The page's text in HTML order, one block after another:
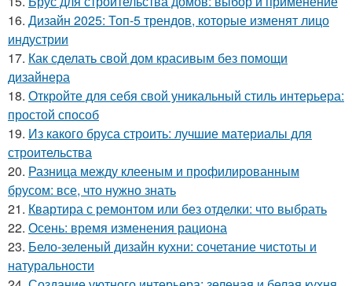
16. Дизайн 2025: Топ-5 трендов, которые изменят лицо
индустрии
17. Как сделать свой дом красивым без помощи
дизайнера
18. Откройте для себя свой уникальный стиль интерьера:
простой способ
19. Из какого бруса строить: лучшие материалы для
строительства
20. Разница между клееным и профилированным
брусом: все, что нужно знать
21. Квартира с ремонтом или без отделки: что выбрать
22. Осень: время изменения рациона
23. Бело-зеленый дизайн кухни: сочетание чистоты и
натуральности